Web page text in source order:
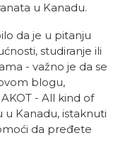
u Kanadu.
da je u pitanju
studiranje ili
- važno je da se
blogu,
- All kind of
u Kanadu, istaknuti
da pređete